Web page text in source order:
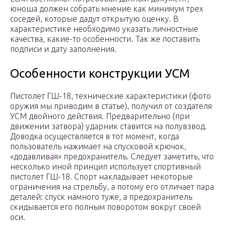
юноша должен собрать мнение как минимум трех
соседей, которые дадут открытую оценку. В
характеристике необходимо указать личностные
качества, какие-то особенности. Так же поставить
подписи и дату заполнения.
Особенности конструкции УСМ
Пистолет ГШ-18, технические характеристики (фото
оружия мы приводим в статье), получил от создателя
УСМ двойного действия. Предварительно (при
движении затвора) ударник ставится на полувзвод.
Доводка осуществляется в тот момент, когда
пользователь нажимает на спусковой крючок,
«додавливая» предохранитель. Следует заметить, что
несколько иной принцип использует спортивный
пистолет ГШ-18. Спорт накладывает некоторые
ограничения на стрельбу, а потому его отличает пара
деталей: спуск намного туже, а предохранитель
скидывается его полным поворотом вокруг своей
оси.